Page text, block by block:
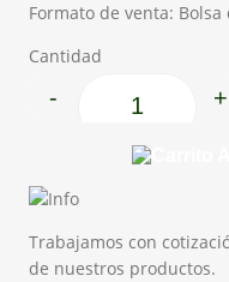
Formato de venta: Bolsa
Cantidad
Cineraria
- +
Trabajamos con
de nuestros productos.